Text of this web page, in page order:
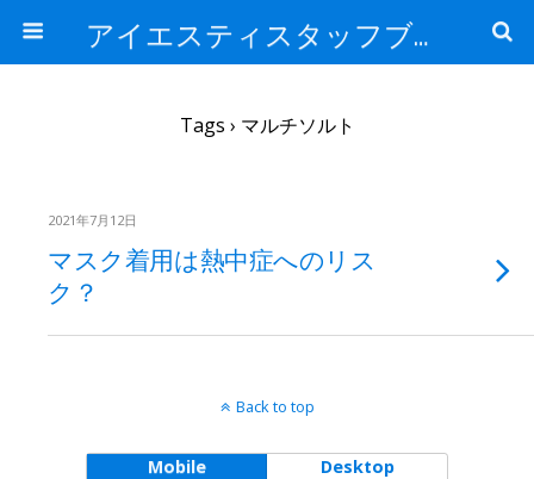
アイエスティスタッフブログ
Tags › マルチソルト
2021年7月12日
マスク着用は熱中症へのリス
ク？
Back to top
Mobile Desktop